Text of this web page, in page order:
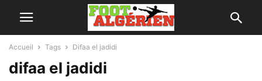
Accueil Tags Difaa el jadidi
difaa el jadidi